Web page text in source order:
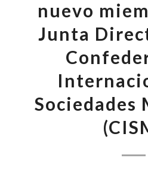
nuevo
Junta
Sociedades